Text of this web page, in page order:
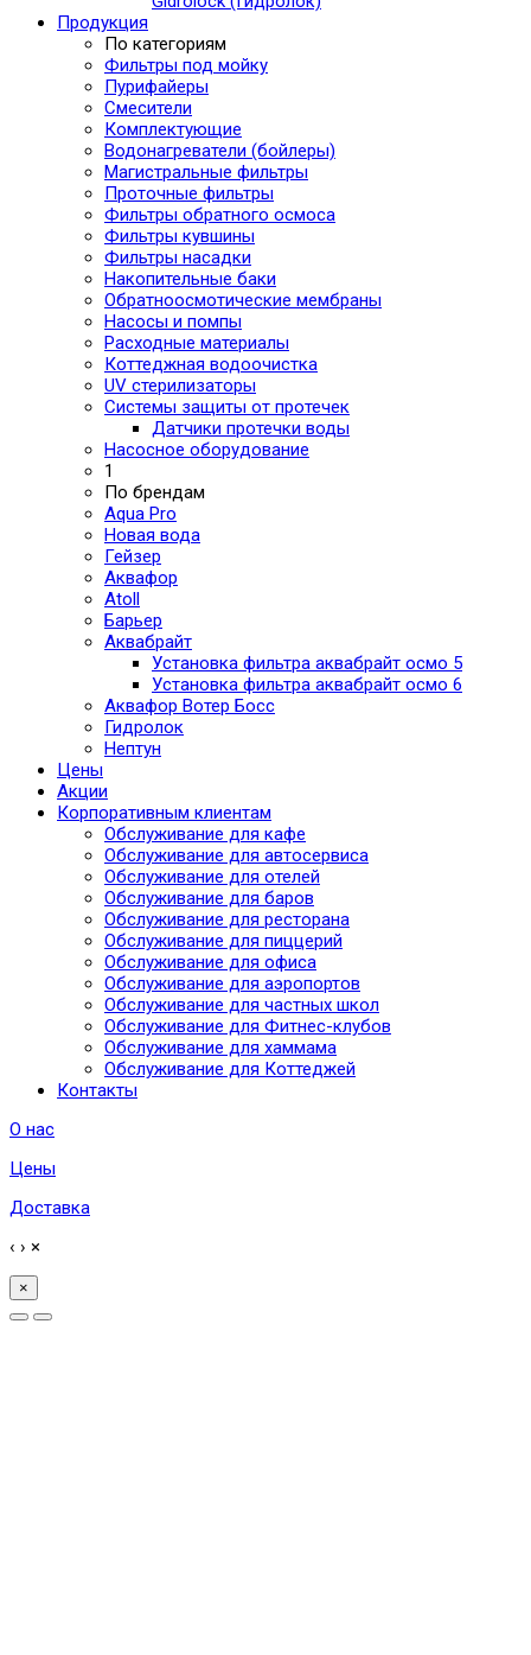
Продукция
По категориям
Фильтры под мойку
Пурифайеры
Смесители
Комплектующие
Водонагреватели (бойлеры)
Магистральные фильтры
Проточные фильтры
Фильтры обратного осмоса
Фильтры кувшины
Фильтры насадки
Накопительные баки
Обратноосмотические мембраны
Насосы и помпы
Расходные материалы
Коттеджная водоочистка
UV стерилизаторы
Системы защиты от протечек
Датчики протечки воды
Насосное оборудование
1
По брендам
Aqua Pro
Новая вода
Гейзер
Аквафор
Atoll
Барьер
Аквабрайт
Установка фильтра аквабрайт осмо 5
Установка фильтра аквабрайт осмо 6
Аквафор Вотер Босс
Гидролок
Нептун
Цены
Акции
Корпоративным клиентам
Обслуживание для кафе
Обслуживание для автосервиса
Обслуживание для отелей
Обслуживание для баров
Обслуживание для ресторана
Обслуживание для пиццерий
Обслуживание для офиса
Обслуживание для аэропортов
Обслуживание для частных школ
Обслуживание для Фитнес-клубов
Обслуживание для хаммама
Обслуживание для Коттеджей
Контакты
О нас
Цены
Доставка
‹ › ×
×